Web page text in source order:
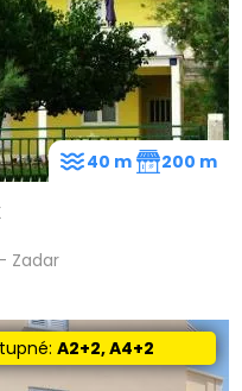
Zadar
40 m 200 m
A2+2, A4+2